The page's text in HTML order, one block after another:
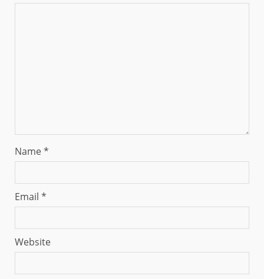
Name*
Email *
Website